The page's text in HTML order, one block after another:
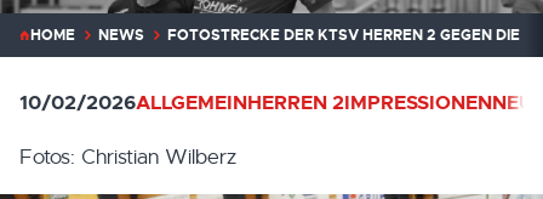
HOME NEWS FOTOSTRECKE DER KTSV HERREN 2 GEGEN DIE
10/02/2026ALLGEMEINHERREN 2IMPRESSIONEN
Fotos: Christian Wilberz